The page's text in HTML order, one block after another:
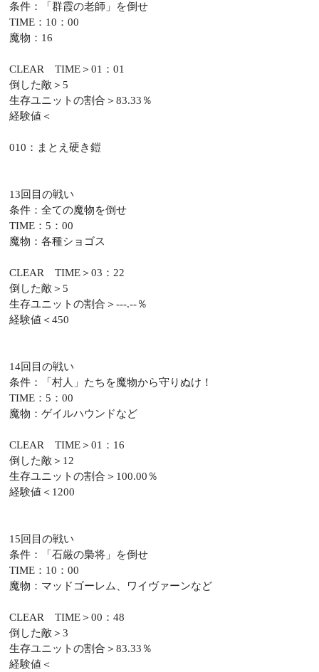
条件：「群霞の老師」を倒せ
TIME：10：00
魔物：16
CLEAR TIME＞01：01
倒した敵＞5
生存ユニットの割合＞83.33％
経験値＜
010：まとえ硬き鎧
13回目の戦い
条件：全ての魔物を倒せ
TIME：5：00
魔物：各種ショゴス
CLEAR TIME＞03：22
倒した敵＞5
生存ユニットの割合＞---.--％
経験値＜450
14回目の戦い
条件：「村人」たちを魔物から守りぬけ！
TIME：5：00
魔物：ゲイルハウンドなど
CLEAR TIME＞01：16
倒した敵＞12
生存ユニットの割合＞100.00％
経験値＜1200
15回目の戦い
条件：「石厳の梟将」を倒せ
TIME：10：00
魔物：マッドゴーレム、ワイヴァーンなど
CLEAR TIME＞00：48
倒した敵＞3
生存ユニットの割合＞83.33％
経験値＜